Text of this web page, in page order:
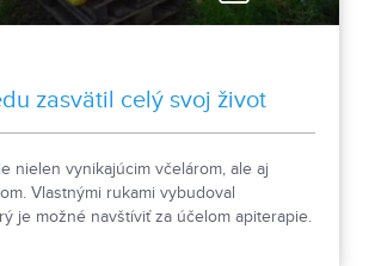
zasvätil celý svoj život
nielen vynikajúcim včelárom, ale aj
Vlastnými rukami vybudoval
je možné navštíviť za účelom apiterapie.